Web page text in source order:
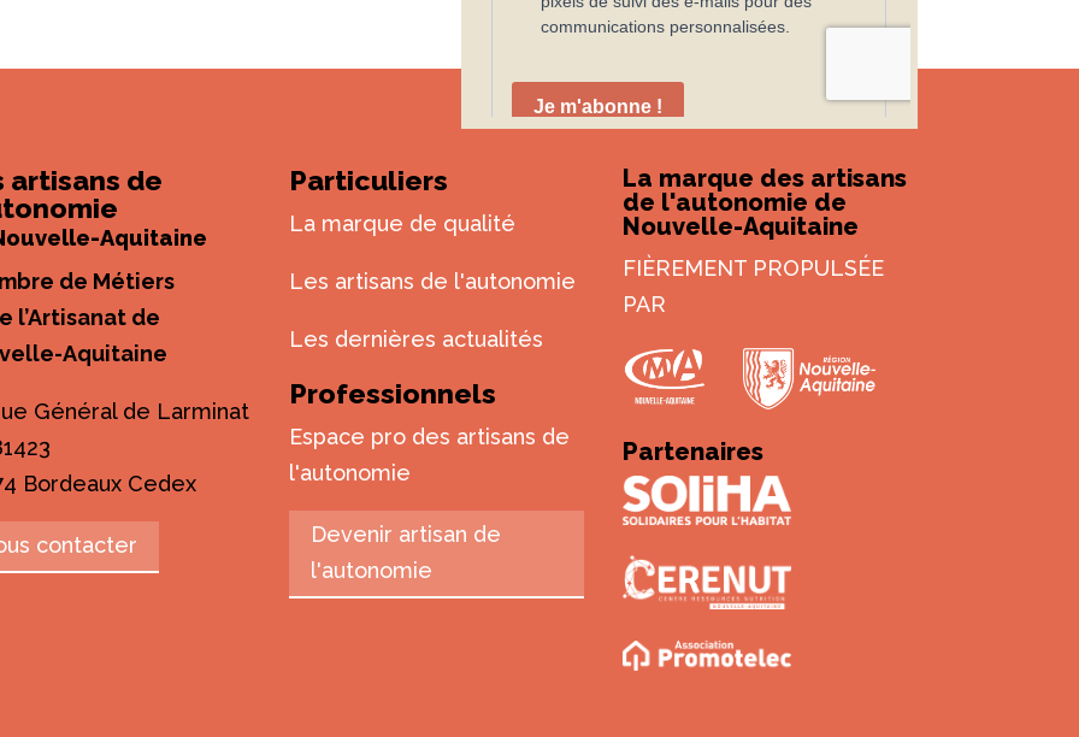
artisans de
Aquitaine
de Métiers
l’Artisanat de
Aquitaine
Général de Larminat
Bordeaux Cedex
contacter
Particuliers
La marque de qualité
Les artisans de l'autonomie
Les dernières actualités
Professionnels
Espace pro des artisans de
l'autonomie
Devenir artisan de
l'autonomie
La marque des artisans
de l'autonomie de
Nouvelle-Aquitaine
FIÈREMENT PROPULSÉE
PAR
Partenaires